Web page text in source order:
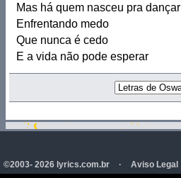
Mas há quem nasceu pra dançar
Enfrentando medo
Que nunca é cedo
E a vida não pode esperar
©2003- 2026 lyrics.com.br · Aviso Legal